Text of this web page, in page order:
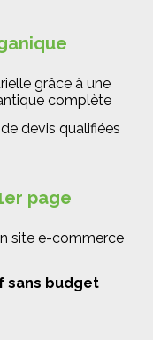
grâce à une
complète
devis qualifiées
page
site e-commerce
sans budget